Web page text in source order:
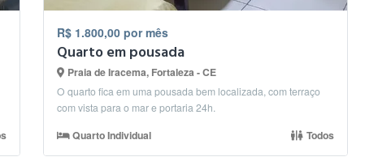
R$ 1.800,00 por mês
Quarto em pousada
Praia de Iracema, Fortaleza - CE
O quarto fica em uma pousada bem localizada, com terraço
com vista para o mar e portaria 24h.
Quarto Individual Todos